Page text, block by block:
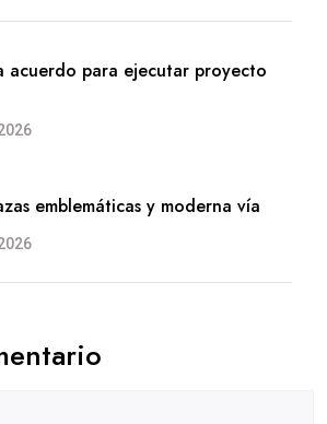
acuerdo para ejecutar proyecto
emblemáticas y moderna vía